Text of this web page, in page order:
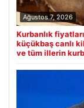
Ağustos 7, 2026
Kurbanlık
küçükbaş canlı
ve tüm illerin